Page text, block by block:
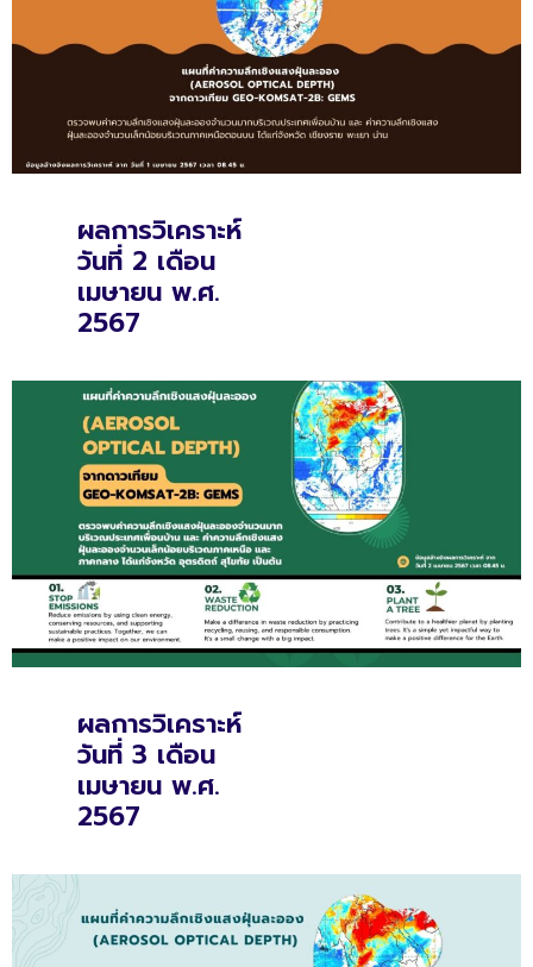
ผลการวิเคราะห์
วันที่ 2 เดือน
เมษายน พ.ศ.
2567
ผลการวิเคราะห์
วันที่ 3 เดือน
เมษายน พ.ศ.
2567